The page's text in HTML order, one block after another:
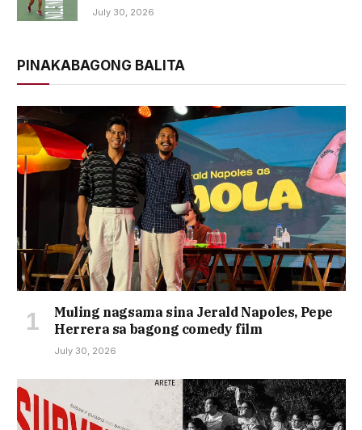
July 30, 2026
PINAKABAGONG BALITA
Muling nagsama sina Jerald Napoles, Pepe
Herrera sa bagong comedy film
July 30, 2026